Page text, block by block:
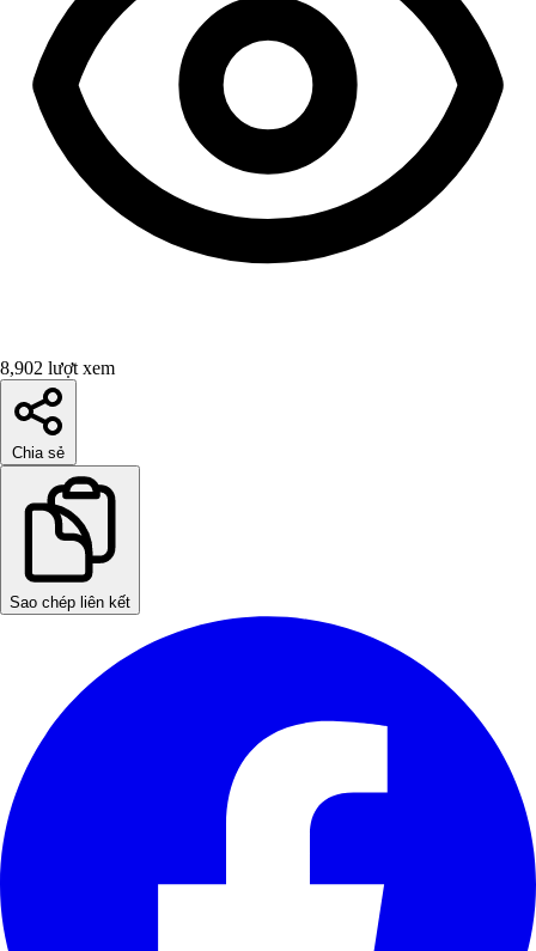
8,902 lượt xem
Chia sẻ
Sao chép liên kết